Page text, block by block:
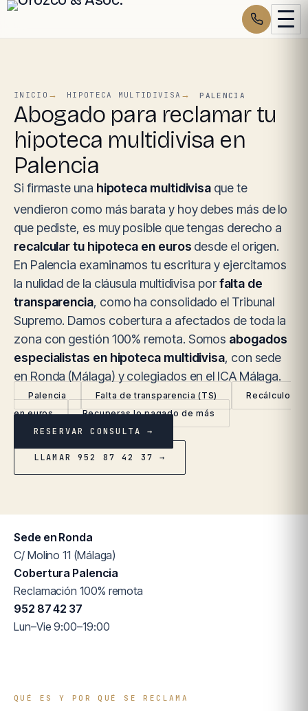
INICIO HIPOTECA MULTIDIVISA PALENCIA
Abogado para reclamar tu
hipoteca multidivisa en
Palencia
Si firmaste una hipoteca multidivisa que te
vendieron como más barata y hoy debes más de lo
que pediste, es muy posible que tengas derecho a
recalcular tu hipoteca en euros desde el origen.
En Palencia examinamos tu escritura y ejercitamos
la nulidad de la cláusula multidivisa porfalta de
transparencia, como ha consolidado el Tribunal
Supremo. Damos cobertura a afectados de toda la
zona con gestión 100% remota. Somos abogados
especialistas en hipoteca multidivisa, con sede
en Ronda (Málaga) y colegiados en el ICA Málaga.
Palencia Falta de transparencia (TS)
Recálculo
en euros
Recuperas lo pagado de más
RESERVAR CONSULTA →
LLAMAR 952 87 42 37 →
Sede en Ronda
C/ Molino 11 (Málaga)
Cobertura Palencia
Reclamación 100% remota
952 87 42 37
Lun–Vie 9:00–19:00
QUÉ ES Y POR QUÉ SE RECLAMA